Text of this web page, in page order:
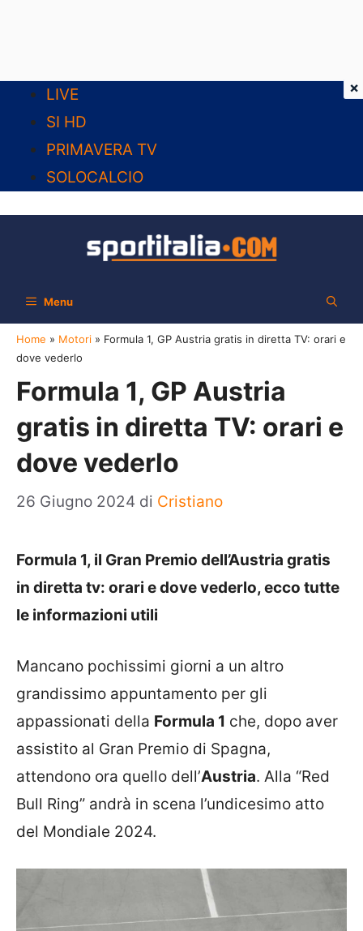
contenuto
LIVE
SI HD
PRIMAVERA TV
SOLOCALCIO
Menu
Home » Motori » Formula 1, GP Austria gratis in diretta TV: orari e
dove vederlo
Formula 1, GP Austria
gratis in diretta TV: orari e
dove vederlo
26 Giugno 2024 di Cristiano
Formula 1, il Gran Premio dell’Austria gratis
in diretta tv: orari e dove vederlo, ecco tutte
le informazioni utili
Mancano pochissimi giorni a un altro
grandissimo appuntamento per gli
appassionati della Formula 1 che, dopo aver
assistito al Gran Premio di Spagna,
attendono ora quello dell’Austria. Alla “Red
Bull Ring” andrà in scena l’undicesimo atto
del Mondiale 2024.
×